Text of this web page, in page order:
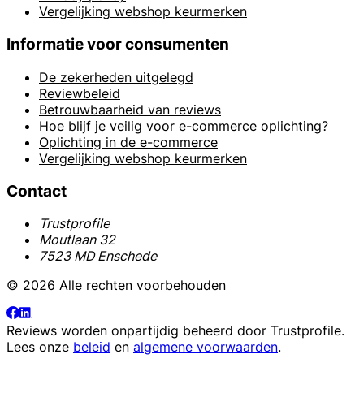
Vergelijking webshop keurmerken
Informatie voor consumenten
De zekerheden uitgelegd
Reviewbeleid
Betrouwbaarheid van reviews
Hoe blijf je veilig voor e-commerce oplichting?
Oplichting in de e-commerce
Vergelijking webshop keurmerken
Contact
Trustprofile
Moutlaan 32
7523 MD Enschede
© 2026 Alle rechten voorbehouden
Reviews worden onpartijdig beheerd door Trustprofile.
Lees onze beleid en algemene voorwaarden.